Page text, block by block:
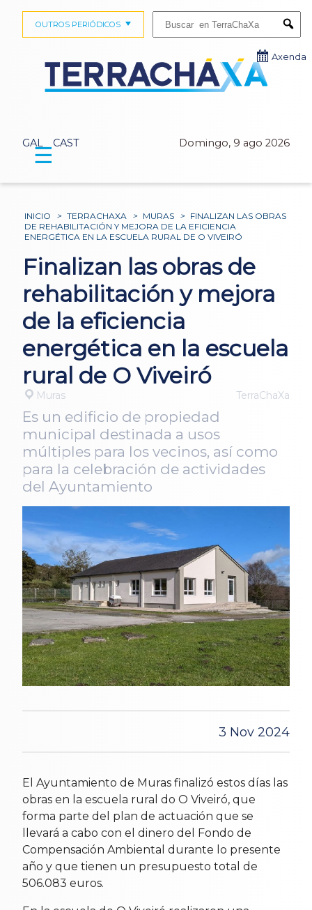
GAL CAST Domingo, 9 ago 2026
OUTROS PERIÓDICOS
Axenda
☰
INICIO > TERRACHAXA > MURAS > FINALIZAN LAS OBRAS
DE REHABILITACIÓN Y MEJORA DE LA EFICIENCIA
ENERGÉTICA EN LA ESCUELA RURAL DE O VIVEIRÓ
Finalizan las obras de
rehabilitación y mejora
de la eficiencia
energética en la escuela
rural de O Viveiró
Muras TerraChaXa
Es un edificio de propiedad
municipal destinada a usos
múltiples para los vecinos, así como
para la celebración de actividades
del Ayuntamiento
3 Nov 2024
El Ayuntamiento de Muras finalizó estos días las
obras en la escuela rural do O Viveiró, que
forma parte del plan de actuación que se
llevará a cabo con el dinero del Fondo de
Compensación Ambiental durante lo presente
año y que tienen un presupuesto total de
506.083 euros.